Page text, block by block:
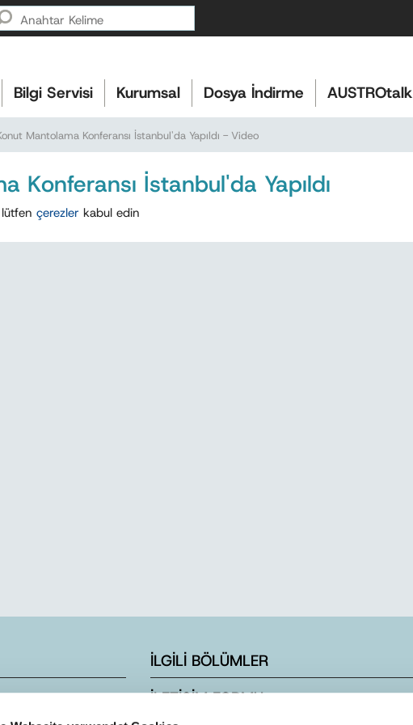
Bilgi Servisi Kurumsal Dosya İndirme AUSTROtalk
Mantolama Konferansı İstanbul'da Yapıldı - Video
Konferansı İstanbul'da Yapıldı
lütfen çerezler kabul edin
İLGİLİ BÖLÜMLER
İLETİŞİM FORMU